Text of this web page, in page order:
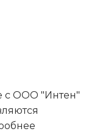
с ООО "Интен"